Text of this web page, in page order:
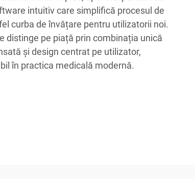
intuitiv care simplifică procesul de
curba de învățare pentru utilizatorii noi.
distinge pe piață prin combinația unică
și design centrat pe utilizator,
în practica medicală modernă.